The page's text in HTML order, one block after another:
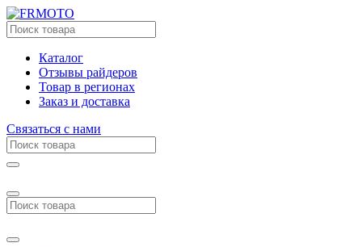
Каталог
Отзывы райдеров
Товар в регионах
Заказ и доставка
Связаться с нами